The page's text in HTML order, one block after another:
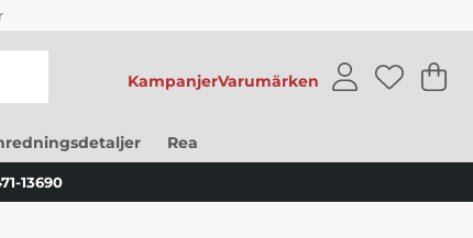
KampanjerVarumärken .
Rea
13690